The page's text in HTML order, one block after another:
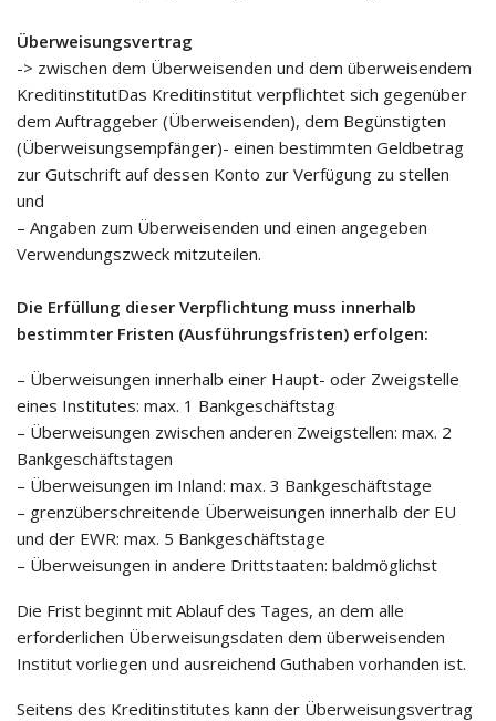
Überweisungsvertrag
-> zwischen dem Überweisenden und dem überweisendem
KreditinstitutDas Kreditinstitut verpflichtet sich gegenüber
dem Auftraggeber (Überweisenden), dem Begünstigten
(Überweisungsempfänger)- einen bestimmten Geldbetrag
zur Gutschrift auf dessen Konto zur Verfügung zu stellen
und
– Angaben zum Überweisenden und einen angegeben
Verwendungszweck mitzuteilen.
Die Erfüllung dieser Verpflichtung muss innerhalb
bestimmter Fristen (Ausführungsfristen) erfolgen:
– Überweisungen innerhalb einer Haupt- oder Zweigstelle
eines Institutes: max. 1 Bankgeschäftstag
– Überweisungen zwischen anderen Zweigstellen: max. 2
Bankgeschäftstagen
– Überweisungen im Inland: max. 3 Bankgeschäftstage
– grenzüberschreitende Überweisungen innerhalb der EU
und der EWR: max. 5 Bankgeschäftstage
– Überweisungen in andere Drittstaaten: baldmöglichst
Die Frist beginnt mit Ablauf des Tages, an dem alle
erforderlichen Überweisungsdaten dem überweisenden
Institut vorliegen und ausreichend Guthaben vorhanden ist.
Seitens des Kreditinstitutes kann der Überweisungsvertrag